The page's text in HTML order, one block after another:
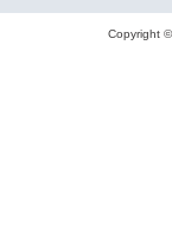
Copyright